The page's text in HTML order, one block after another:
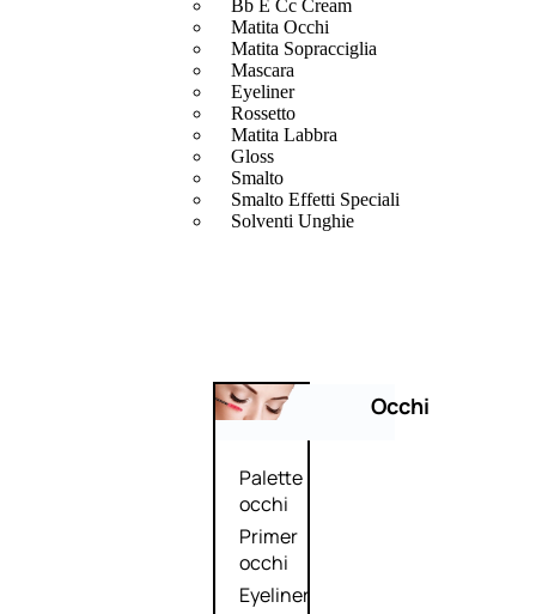
Bb E Cc Cream
Matita Occhi
Matita Sopracciglia
Mascara
Eyeliner
Rossetto
Matita Labbra
Gloss
Smalto
Smalto Effetti Speciali
Solventi Unghie
Occhi
Palette
occhi
Primer
occhi
Eyeliner